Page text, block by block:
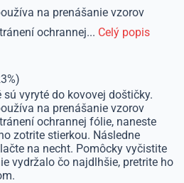
na prenášanie vzorov
ochrannej... Celý popis
vyryté do kovovej doštičky.
na prenášanie vzorov
ochrannej fólie, naneste
zotrite stierkou. Následne
na necht. Pomôcky vyčistite
vydržalo čo najdlhšie, pretrite ho